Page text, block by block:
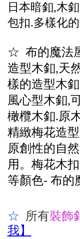
日本暗釦,木
包扣.多樣化的
☆ 布的魔法
造型木釦,天
樣的造型木
風心型木釦,
橄欖木釦.原
精緻梅花造
原創性的自
用。梅花木
等顏色- 布的
☆ 所有裝飾
我】